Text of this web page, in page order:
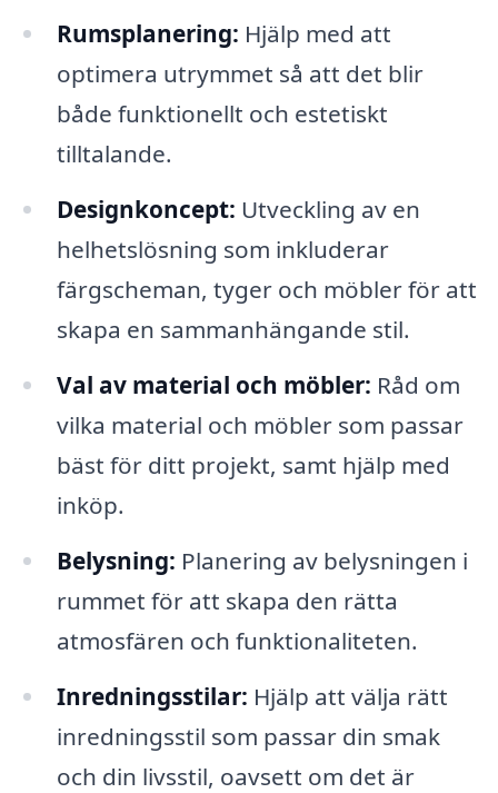
Rumsplanering: Hjälp med att
optimera utrymmet så att det blir
både funktionellt och estetiskt
tilltalande.
Designkoncept: Utveckling av en
helhetslösning som inkluderar
färgscheman, tyger och möbler för att
skapa en sammanhängande stil.
Val av material och möbler: Råd om
vilka material och möbler som passar
bäst för ditt projekt, samt hjälp med
inköp.
Belysning: Planering av belysningen i
rummet för att skapa den rätta
atmosfären och funktionaliteten.
Inredningsstilar: Hjälp att välja rätt
inredningsstil som passar din smak
och din livsstil, oavsett om det är